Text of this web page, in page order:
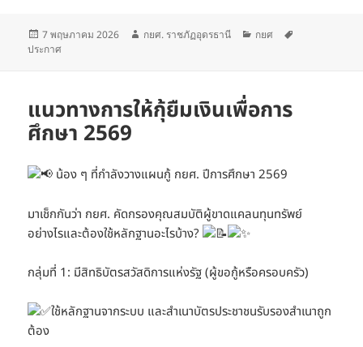
เขียน
เมื่อ
7 พฤษภาคม 2026
ผู้
กยศ. ราชภัฏอุดรธานี
หมวด
กยศ
ประกาศ
แนวทางการให้กุ้ยืมเงินเพื่อการ
ศึกษา 2569
น้อง ๆ ที่กำลังวางแผนกู้ กยศ. ปีการศึกษา 2569
มาเช็กกันว่า กยศ. คัดกรองคุณสมบัติผู้ขาดแคลนทุนทรัพย์
อย่างไรและต้องใช้หลักฐานอะไรบ้าง?
กลุ่มที่ 1: มีสิทธิบัตรสวัสดิการแห่งรัฐ (ผู้ขอกู้หรือครอบครัว)
ใช้หลักฐานจากระบบ และสำเนาบัตรประชาชนรับรองสำเนาถูก
ต้อง